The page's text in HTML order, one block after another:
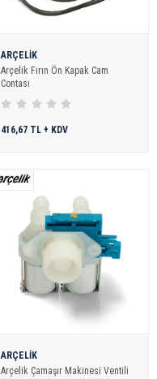
ARÇELİK
Arçelik Fırın Ön Kapak Cam
Contası
416,67 TL + KDV
ARÇELİK
Arçelik Çamaşır Makinesi Ventili